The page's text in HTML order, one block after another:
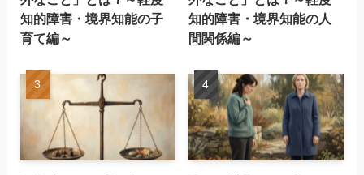
知的障害・境界知能の子
育て編～
知的障害・境界知能の人
間関係編～